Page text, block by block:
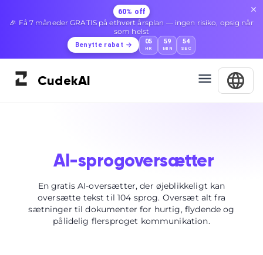
60% off
🎉 Få 7 måneder GRATIS på ethvert årsplan — ingen risiko, opsig når
som helst
Benytte rabat 05
HR
59
MIN
53
SEC
CudekAI
AI-sprogoversætter
En gratis AI-oversætter, der øjeblikkeligt kan
oversætte tekst til 104 sprog. Oversæt alt fra
sætninger til dokumenter for hurtig, flydende og
pålidelig flersproget kommunikation.